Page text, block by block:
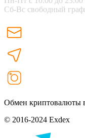
Сб-Вс свободный
Обмен криптовалюты
© 2016-2024 Exdex